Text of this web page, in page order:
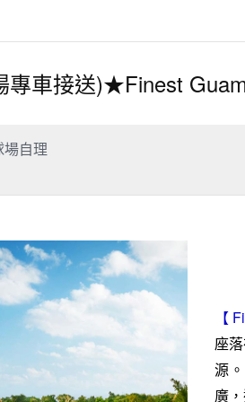
專車接送)★Finest
場自理
【
座
源
廣